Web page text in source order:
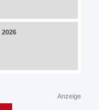
Anzeige